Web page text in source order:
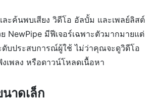
ะค้นพบเสียง วิดีโอ อัลบั้ม และเพลย์ลิสต์
ย NewPipe มีฟีเจอร์เฉพาะตัวมากมายแต่
ดับประสบการณ์ผู้ใช้ ไม่ว่าคุณจะดูวิดีโอ
เพลง หรือดาวน์โหลดเนื้อหา
าดเล็ก